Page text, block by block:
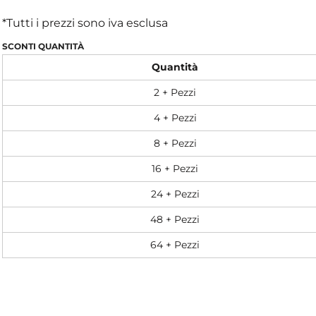
*Tutti i prezzi sono iva esclusa
SCONTI QUANTITÀ
Quantità
2 + Pezzi
4 + Pezzi
8 + Pezzi
16 + Pezzi
24 + Pezzi
48 + Pezzi
64 + Pezzi